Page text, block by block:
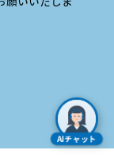
AIチャット